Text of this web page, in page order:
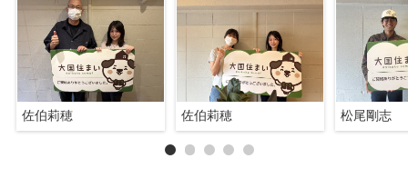
佐伯莉穂 佐伯莉穂 松尾剛志